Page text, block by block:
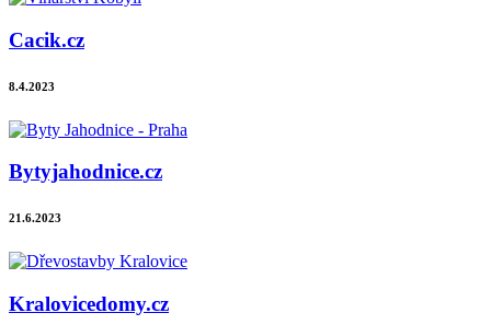
Cacik.cz
8.4.2023
Bytyjahodnice.cz
21.6.2023
Kralovicedomy.cz